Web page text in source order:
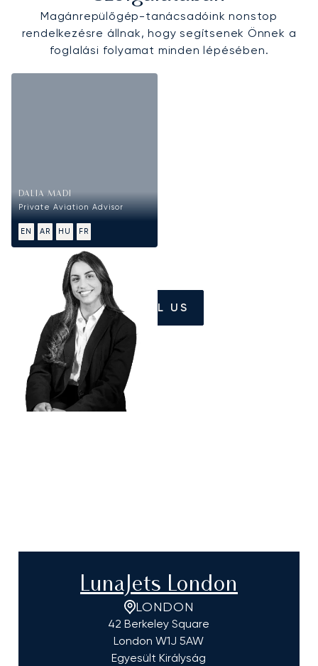
Magánrepülőgép-tanácsadóink nonstop
rendelkezésre állnak, hogy segítsenek Önnek a
foglalási folyamat minden lépésében.
DALIA MADI
Private Aviation Advisor
EN AR HU FR
CALL US
LunaJets London
LONDON
42 Berkeley Square
London W1J 5AW
Egyesült Királyság